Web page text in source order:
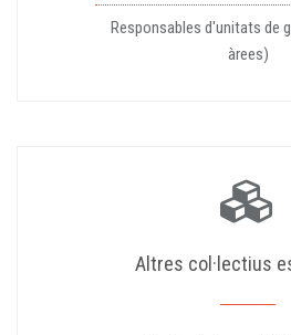
Responsables d'unitats de
àrees)
Altres col·lectius